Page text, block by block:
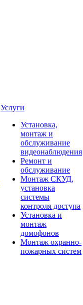
Услуги
Установка,
монтаж и
обслуживание
видеонаблюдения
Ремонт и
обслуживание
Монтаж СКУД,
установка
системы
контроля доступа
Установка и
монтаж
домофонов
Монтаж охранно-
пожарных систем